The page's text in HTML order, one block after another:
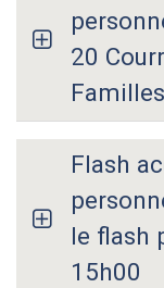
20
Flash
le flash
15h00